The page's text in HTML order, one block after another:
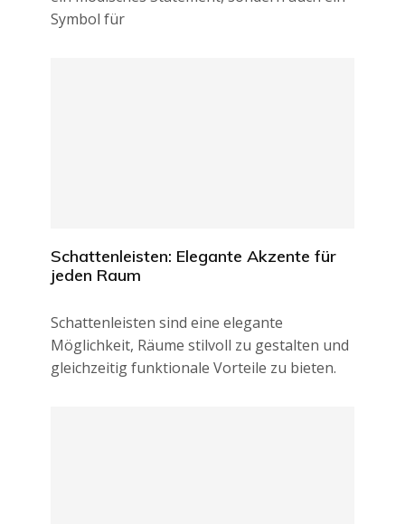
Symbol für
Schattenleisten: Elegante Akzente für
jeden Raum
Schattenleisten sind eine elegante
Möglichkeit, Räume stilvoll zu gestalten und
gleichzeitig funktionale Vorteile zu bieten.